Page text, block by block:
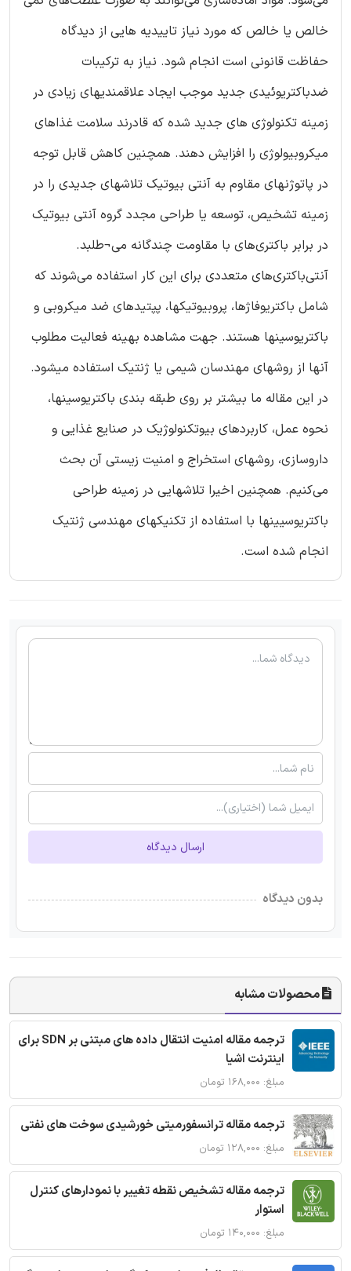
خالص یا خالص که مورد نیاز تاییدیه هایی از دیدگاه
حفاظت قانونی است انجام شود. نیاز به ترکیبات
ضدباکتریوئیدی جدید موجب ایجاد علاقمندیهای زیادی در
زمینه تکنولوژی های جدید شده که قادرند سلامت غذاهای
میکروبیولوژی را افزایش دهند. همچنین کاهش قابل توجه
در پاتوژنهای مقاوم به آنتی بیوتیک تلاشهای جدیدی را در
زمینه تشخیص، توسعه یا طراحی مجدد گروه آنتی بیوتیک
در برابر باکتری‌های با مقاومت چندگانه می¬طلبد.
آنتی‌باکتری‌های متعددی برای این کار استفاده می‌شوند که
شامل باکتریوفاژها، پروبیوتیکها، پپتیدهای ضد میکروبی و
باکتریوسینها هستند. جهت مشاهده بهینه فعالیت مطلوب
آنها از روشهای مهندسان شیمی یا ژنتیک استفاده میشود.
در این مقاله ما بیشتر بر روی طبقه بندی باکتریوسینها،
نحوه عمل، کاربردهای بیوتکنولوژیک در صنایع غذایی و
داروسازی، روشهای استخراج و امنیت زیستی آن بحث
می‌کنیم. همچنین اخیرا تلاشهایی در زمینه طراحی
باکتریوسیینها با استفاده از تکنیکهای مهندسی ژنتیک
انجام شده است.
ارسال دیدگاه
بدون دیدگاه
محصولات مشابه
ترجمه مقاله امنیت انتقال داده های مبتنی بر SDN برای
اینترنت اشیا
مبلغ: ۱۶۸,۰۰۰ تومان
ترجمه مقاله ترانسفورمیتی خورشیدی سوخت های نفتی
مبلغ: ۱۲۸,۰۰۰ تومان
ترجمه مقاله تشخیص نقطه تغییر با نمودارهای کنترل
استوار
مبلغ: ۱۴۰,۰۰۰ تومان